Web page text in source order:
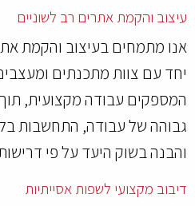
עיצוב והקמת אתרים רב לשוניים
אנו מתמחים בעיצוב והקמת
יחד עם צוות מתכנתים
המספקים עבודה מקצועית,
גבוהה של עבודה, התחשבות
והבנה בשוק היעד על פי
דיבוב מקצועי לשפות אסייתיות